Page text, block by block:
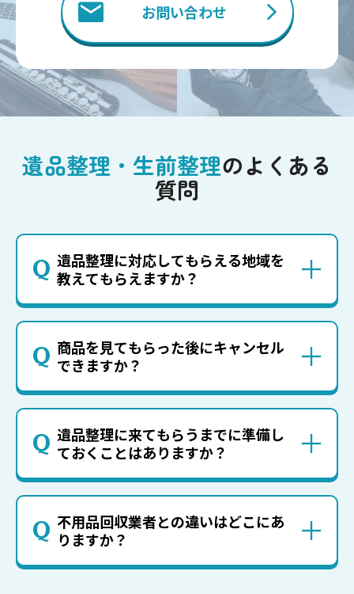
お問い合わせ
遺品整理・生前整理のよくある
質問
Q 遺品整理に対応してもらえる地域を
教えてもらえますか？
Q 商品を見てもらった後にキャンセル
できますか？
Q 遺品整理に来てもらうまでに準備し
ておくことはありますか？
Q 不用品回収業者との違いはどこにあ
りますか？